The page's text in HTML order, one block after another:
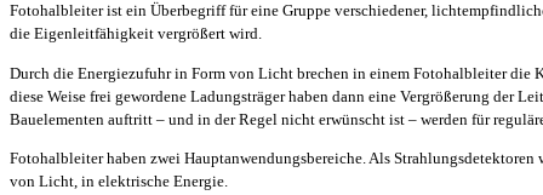
Fotohalbleiter ist ein Überbegriff für eine Gruppe verschiedener,
die Eigenleitfähigkeit vergrößert wird.
Durch die Energiezufuhr in Form von Licht brechen in einem Fotohalbleiter die
diese Weise frei gewordene Ladungsträger haben dann eine Vergrößerung der
Bauelementen auftritt – und in der Regel nicht erwünscht ist – werden für
Fotohalbleiter haben zwei Hauptanwendungsbereiche. Als
von Licht, in elektrische Energie.